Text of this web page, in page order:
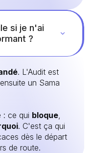
si je n'ai
?
. L'Audit est
un Sama
: ce qui bloque
. C'est ça qui
dès le départ
de route.